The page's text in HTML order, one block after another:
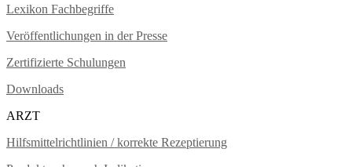
Lexikon Fachbegriffe
Veröffentlichungen in der Presse
Zertifizierte Schulungen
Downloads
ARZT
Hilfsmittelrichtlinien / korrekte Rezeptierung